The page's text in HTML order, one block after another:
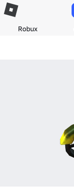
Robux